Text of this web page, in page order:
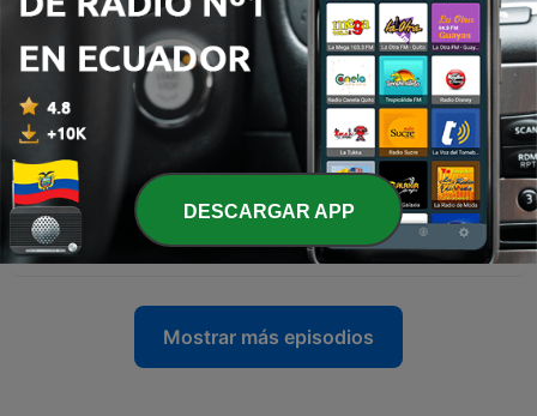
Tema 10: Textos difíciles sobre la segunda
venida de Cristo
18 abr. 2025
301 - Génesis 2 – El origen del ser humano y del
matrimonio | Reavivados por su Palabra
18 abr. 2025
300 - La Cena de las Bodas del Cordero | Viernes 18 de
abril | Lección 3
18 abr. 2025
Mostrar más episodios
DESCARGAR APP